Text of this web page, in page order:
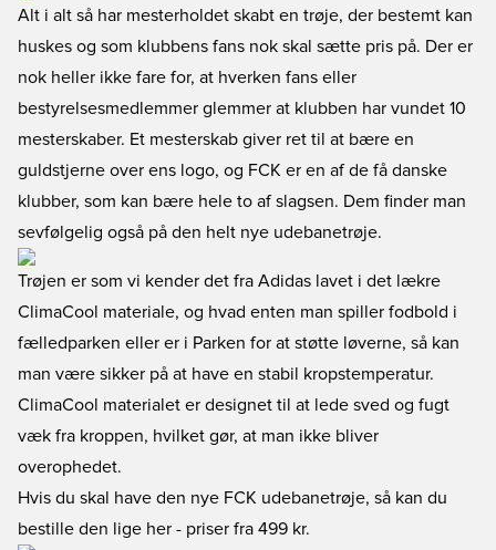
Alt i alt så har mesterholdet skabt en trøje, der bestemt kan
huskes og som klubbens fans nok skal sætte pris på. Der er
nok heller ikke fare for, at hverken fans eller
bestyrelsesmedlemmer glemmer at klubben har vundet 10
mesterskaber. Et mesterskab giver ret til at bære en
guldstjerne over ens logo, og FCK er en af de få danske
klubber, som kan bære hele to af slagsen. Dem finder man
sevfølgelig også på den helt nye udebanetrøje.
Trøjen er som vi kender det fra Adidas lavet i det lækre
ClimaCool materiale, og hvad enten man spiller fodbold i
fælledparken eller er i Parken for at støtte løverne, så kan
man være sikker på at have en stabil kropstemperatur.
ClimaCool materialet er designet til at lede sved og fugt
væk fra kroppen, hvilket gør, at man ikke bliver
overophedet.
Hvis du skal have den nye FCK udebanetrøje, så kan du
bestille den lige her - priser fra 499 kr.